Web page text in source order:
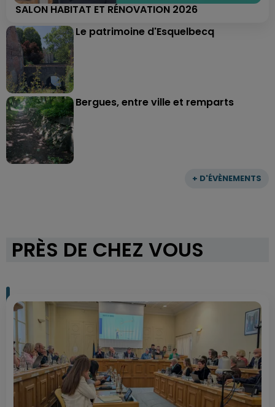
+ D'ÉVÈNEMENTS
SALON HABITAT ET RÉNOVATION 2026
Le patrimoine d'Esquelbecq
Bergues, entre ville et remparts
PRÈS DE CHEZ VOUS